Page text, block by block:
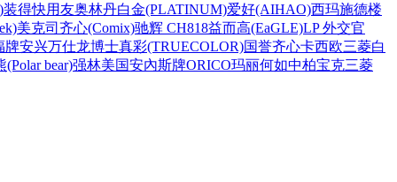
装得快用友奥林丹白金(PLATINUM)爱好(AIHAO)西玛施德楼
美克司 齐心(Comix)驰辉 CH818益而高(EaGLE)LP 外交官
牌安兴万仕龙博士真彩(TRUECOLOR)国誉齐心卡西欧三菱白
(Polar bear)强林美国安內斯牌ORICO玛丽何如中柏宝克三菱